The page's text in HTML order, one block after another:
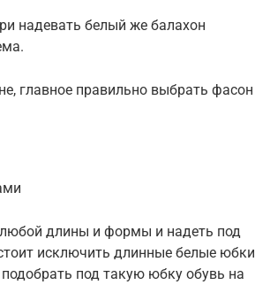
надевать белый же балахон
главное правильно выбрать фасон
длины и формы и надеть под
исключить длинные белые юбки
под такую юбку обувь на